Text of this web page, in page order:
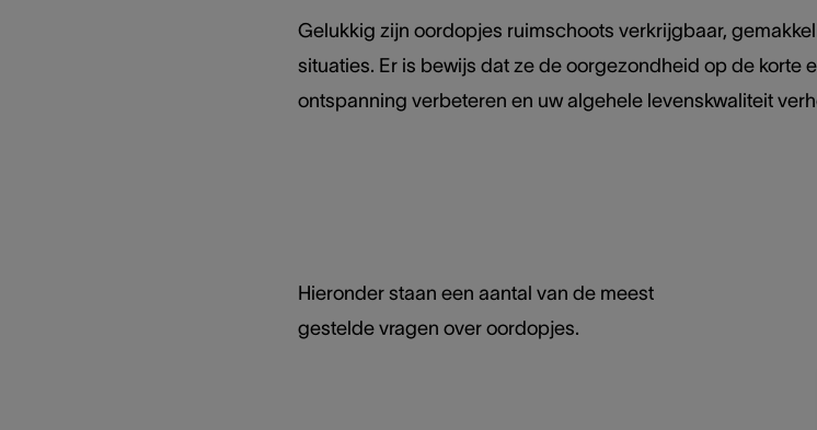
Gelukkig zijn oordopjes ruimschoots verkrijgbaar,
situaties. Er is bewijs dat ze de oorgezondheid op de korte
ontspanning verbeteren en uw algehele levenskwaliteit
Hieronder staan een aantal van de meest
gestelde vragen over oordopjes.